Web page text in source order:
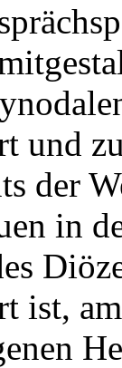
und
der
in
ist,